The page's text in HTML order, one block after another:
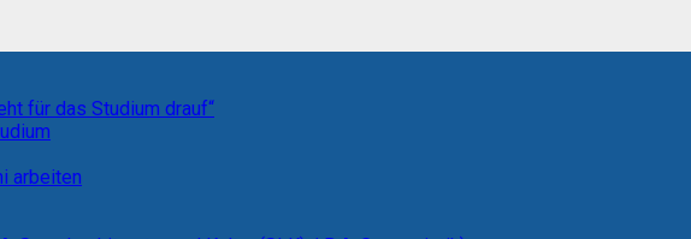
für das Studium drauf“
arbeiten